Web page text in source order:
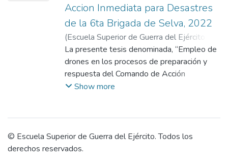
Accion Inmediata para Desastres
de la 6ta Brigada de Selva, 2022
(Escuela Superior de Guerra del Ejército.
Escuela de Postgrado,2023-12-15)
Aguirre Venturi , Aarón; Carbajal Valdivia,
Adolfo
La presente tesis denominada, “Empleo de
drones en los procesos de preparación y
respuesta del Comando de Acción
Inmediata para Desastres de la 6ta Brigada
Aerial Vehicles), en apoyo a las operaciones
militares en gestión de riesgos y desastres
Show more
© Escuela Superior de Guerra del Ejército. Todos los
derechos reservados.